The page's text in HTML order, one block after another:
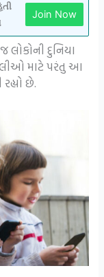
Join Now
લોકોની દુનિયા
માટે પરંતુ આ
છે.